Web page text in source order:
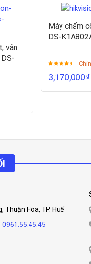
vân
Máy chấm
DS-
-
3,170,000₫
Thuận Hóa, TP. Huế
0961.55.45.45